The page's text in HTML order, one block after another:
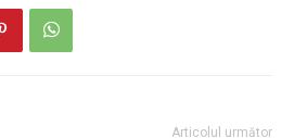
Articolul următor